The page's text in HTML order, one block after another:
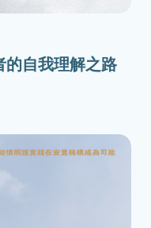
的自我理解之路